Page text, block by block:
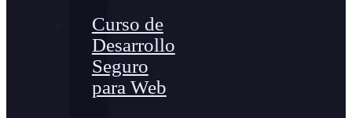
Curso de
Desarrollo
Seguro
para Web